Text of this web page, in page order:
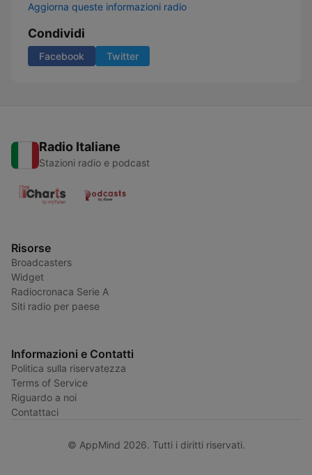
Aggiorna queste informazioni radio
Condividi
Facebook Twitter
Radio Italiane
Stazioni radio e podcast
Risorse
Broadcasters
Widget
Radiocronaca Serie A
Siti radio per paese
Informazioni e Contatti
Politica sulla riservatezza
Terms of Service
Riguardo a noi
Contattaci
© AppMind 2026. Tutti i diritti riservati.